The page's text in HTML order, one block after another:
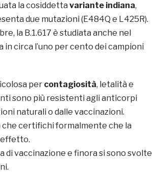
la cosiddetta variante indiana,
due mutazioni (E484Q e L425R).
la B.1.617 è studiata anche nel
circa l’uno per cento dei campioni
per contagiosità, letalità e
sono più resistenti agli anticorpi
naturali o dalle vaccinazioni.
che certifichi formalmente che la
effetto.
di vaccinazione e finora si sono svolte